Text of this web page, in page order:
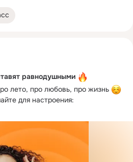
равнодушными
лето, про любовь, про жизнь
101